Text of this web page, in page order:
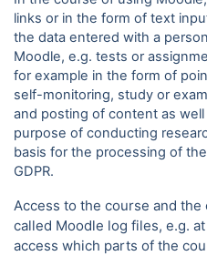
links or in the form of text
the data entered with a
Moodle, e.g. tests or
for example in the form of
self-monitoring, study or
and posting of content as
purpose of conducting
basis for the processing of
GDPR.
Access to the course and
called Moodle log files, e.g.
access which parts of the